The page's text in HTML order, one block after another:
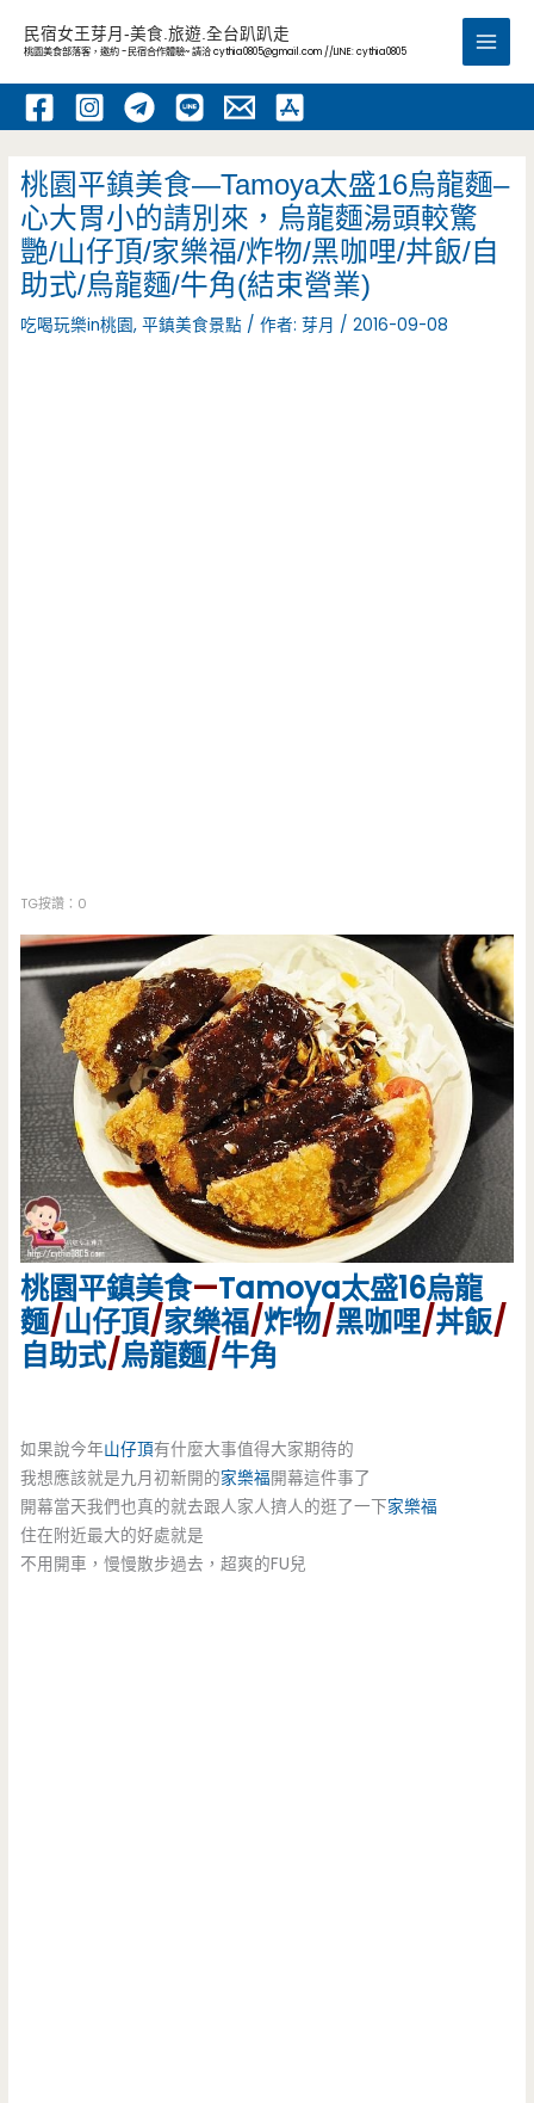
內
民宿女王芽月-美食.旅遊.全台趴趴走
桃園美食部落客，邀約 -民宿合作體驗~ 請洽cythia0805@gmail.com //LINE: cythia0805
Main
桃園平鎮美食—Tamoya太盛16烏龍麵–
心大胃小的請別來，烏龍麵湯頭較驚
艷/山仔頂/家樂福/炸物/黑咖哩/丼飯/自
助式/烏龍麵/牛角(結束營業)
吃喝玩樂in桃園,平鎮美食景點 / 作者:芽月 /2016-09-08
TG按讚：0
桃園平鎮美食—Tamoya太盛16烏龍
麵/山仔頂/家樂福/炸物/黑咖哩/丼飯/
自助式/烏龍麵/牛角
如果說今年山仔頂有什麼大事值得大家期待的
我想應該就是九月初新開的家樂福開幕這件事了
開幕當天我們也真的就去跟人家人擠人的逛了一下家樂福
住在附近最大的好處就是
不用開車，慢慢散步過去，超爽的FU兒